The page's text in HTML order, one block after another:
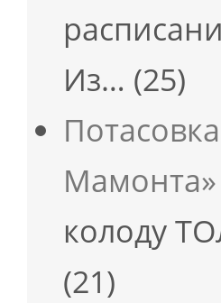
Из… (25)
Мамонта»
колоду
(21)